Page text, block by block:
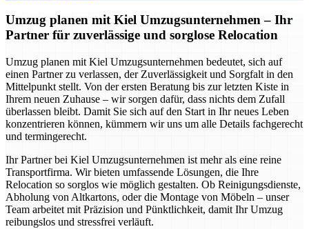
Umzug planen mit Kiel Umzugsunternehmen – Ihr
Partner für zuverlässige und sorglose Relocation
Umzug planen mit Kiel Umzugsunternehmen bedeutet, sich auf
einen Partner zu verlassen, der Zuverlässigkeit und Sorgfalt in den
Mittelpunkt stellt. Von der ersten Beratung bis zur letzten Kiste in
Ihrem neuen Zuhause – wir sorgen dafür, dass nichts dem Zufall
überlassen bleibt. Damit Sie sich auf den Start in Ihr neues Leben
konzentrieren können, kümmern wir uns um alle Details fachgerecht
und termingerecht.
Ihr Partner bei Kiel Umzugsunternehmen ist mehr als eine reine
Transportfirma. Wir bieten umfassende Lösungen, die Ihre
Relocation so sorglos wie möglich gestalten. Ob Reinigungsdienste,
Abholung von Altkartons, oder die Montage von Möbeln – unser
Team arbeitet mit Präzision und Pünktlichkeit, damit Ihr Umzug
reibungslos und stressfrei verläuft.